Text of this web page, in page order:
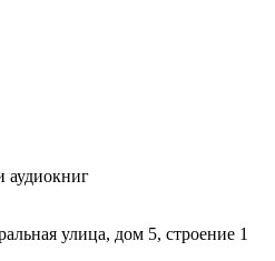
аудиокниг
улица, дом 5, строение 1